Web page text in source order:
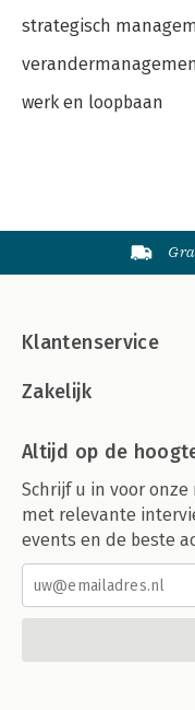
strategisch
werk en loopbaan
Klantenservice
Zakelijk
Altijd op de
Schrijf u in voor
met relevante
events en de beste